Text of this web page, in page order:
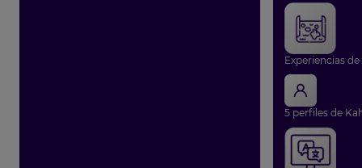
Experiencias
5 perfiles de